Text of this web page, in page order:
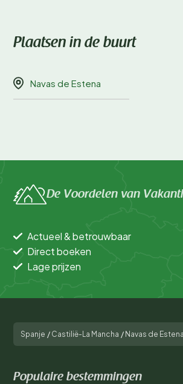
Plaatsen in de buurt
Navas de Estena
De Voordelen van
Actueel & betrouwbaar
Direct boeken
Lage prijzen
Spanje / Castilië-La Mancha / Navas de Estena
Populaire bestemmingen